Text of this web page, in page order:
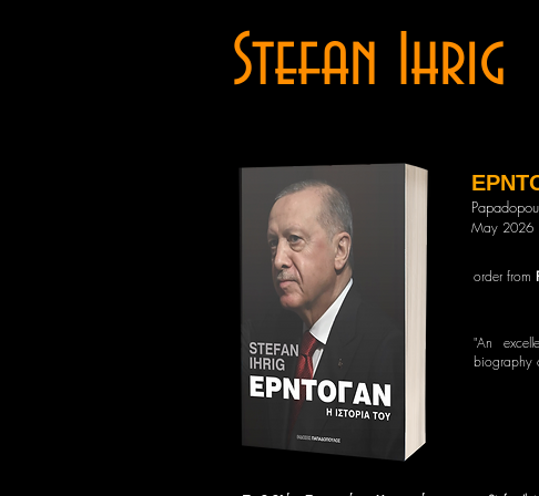
Stefan Ihrig
May 2026
order from
"An
biography